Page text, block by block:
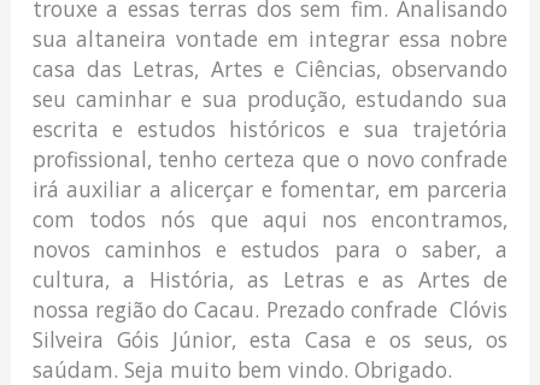
trouxe a essas terras dos sem fim. Analisando
sua altaneira vontade em integrar essa nobre
casa das Letras, Artes e Ciências, observando
seu caminhar e sua produção, estudando sua
escrita e estudos históricos e sua trajetória
profissional, tenho certeza que o novo confrade
irá auxiliar a alicerçar e fomentar, em parceria
com todos nós que aqui nos encontramos,
novos caminhos e estudos para o saber, a
cultura, a História, as Letras e as Artes de
nossa região do Cacau. Prezado confrade Clóvis
Silveira Góis Júnior, esta Casa e os seus, os
saúdam. Seja muito bem vindo. Obrigado.